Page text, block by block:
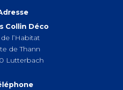
Collin Déco
l’Habitat
de Thann
Lutterbach